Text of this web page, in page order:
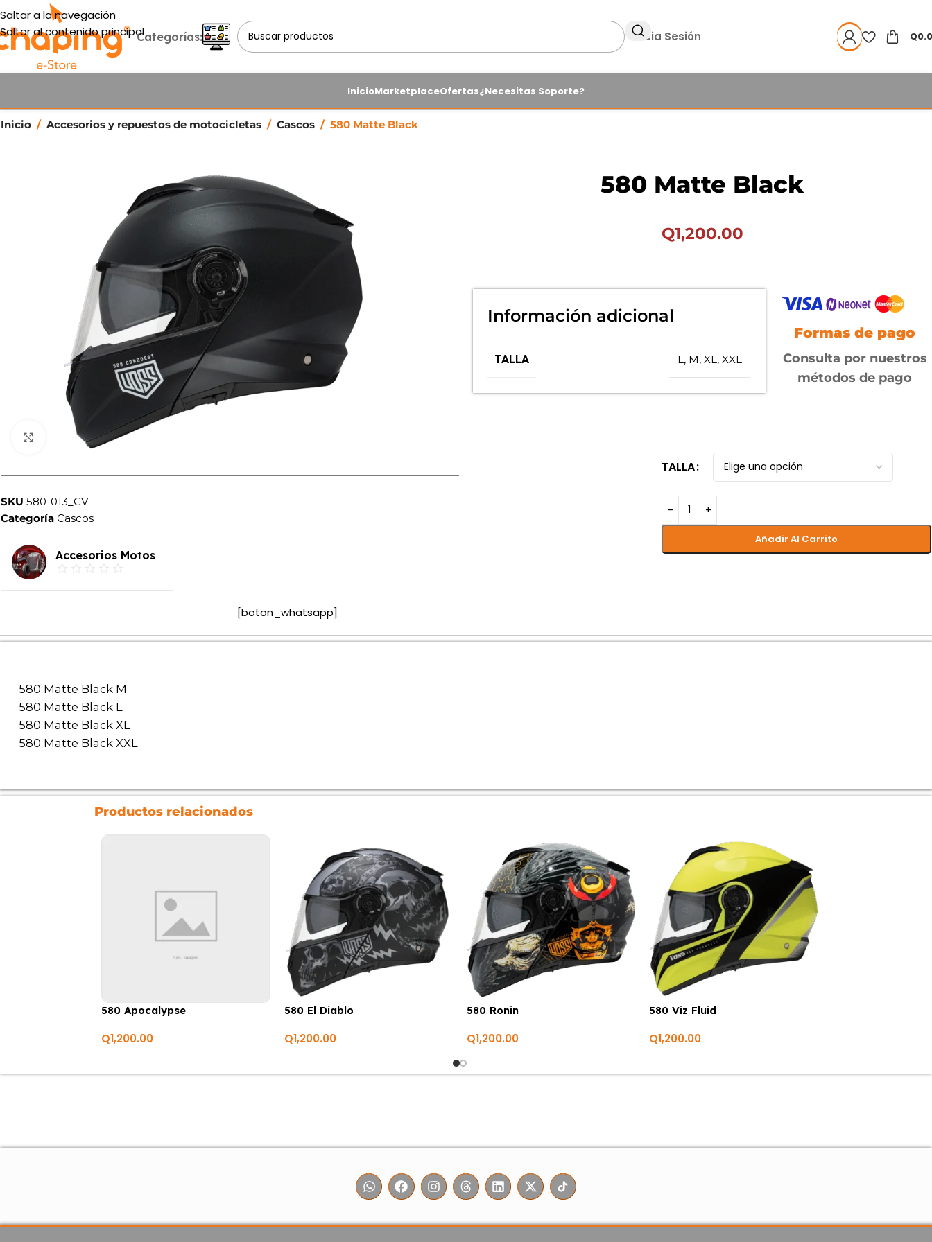
Saltar a la navegación
Saltar al contenido principalCategorías: Inicia Sesión Q
InicioMarketplaceOfertas¿Necesitas Soporte?
Inicio / Accesorios y repuestos de motocicletas / Cascos / 580 Matte Black
Haga clic para ampliar
SKU 580-013_CV
Categoría Cascos
Accesorios Motos
[boton_whatsapp]
580 Matte Black
Q1,200.00
Información adicional
TALLA L , M,XL ,XXL
Formas de pago
Consulta por nuestros
métodos de pago
TALLA
Añadir Al Carrito
580 Matte Black M
580 Matte Black L
580 Matte Black XL
580 Matte Black XXL
Productos relacionados
580 Apocalypse
Q1,200.00
580 El Diablo
Q1,200.00
580 Ronin
Q1,200.00
580 Viz Fluid
Q1,200.00